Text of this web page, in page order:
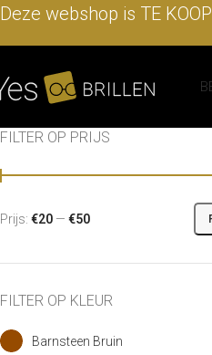
FILTER OP PRIJS
Prijs: €20 — €50
FILTER OP KLEUR
Barnsteen Bruin
Deze webshop is TE